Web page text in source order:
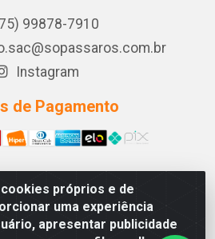
próprios e de
uma experiência
apresentar publicidade
99878-7910
Instagram
de Pagamento
DELEZZOTTE LTDA - RODOVIA BA
ITABERABA/BA - CEP 46.880-
30.578.948/0001-90